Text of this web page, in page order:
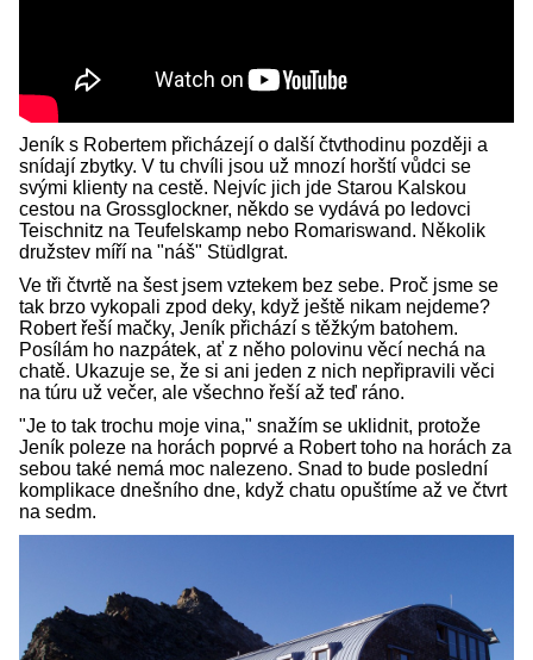
Jeník s Robertem přicházejí o další čtvthodinu později a
snídají zbytky. V tu chvíli jsou už mnozí horští vůdci se
svými klienty na cestě. Nejvíc jich jde Starou Kalskou
cestou na Grossglockner, někdo se vydává po ledovci
Teischnitz na Teufelskamp nebo Romariswand. Několik
družstev míří na "náš" Stüdlgrat.
Ve tři čtvrtě na šest jsem vztekem bez sebe. Proč jsme se
tak brzo vykopali zpod deky, když ještě nikam nejdeme?
Robert řeší mačky, Jeník přichází s těžkým batohem.
Posílám ho nazpátek, ať z něho polovinu věcí nechá na
chatě. Ukazuje se, že si ani jeden z nich nepřipravili věci
na túru už večer, ale všechno řeší až teď ráno.
"Je to tak trochu moje vina," snažím se uklidnit, protože
Jeník poleze na horách poprvé a Robert toho na horách za
sebou také nemá moc nalezeno. Snad to bude poslední
komplikace dnešního dne, když chatu opuštíme až ve čtvrt
na sedm.